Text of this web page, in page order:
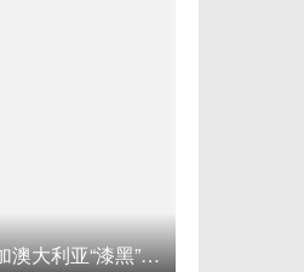
印度空军阵风战斗机首次参加澳大利亚“漆黑”多国军演